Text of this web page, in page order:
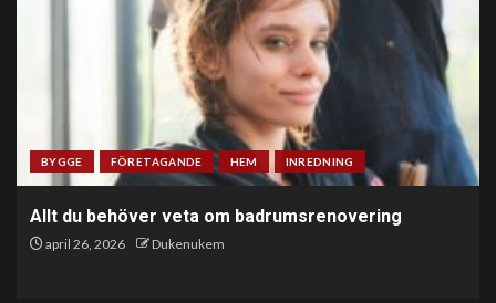
BYGGE FÖRETAGANDE HEM INREDNING
Allt du behöver veta om badrumsrenovering
april 26, 2026 Dukenukem